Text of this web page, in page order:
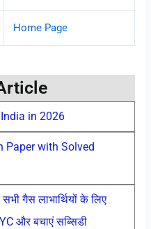
Home Page
in 2026
Paper with Solved
गैस लाभार्थियों के लिए
और बचाएं सब्सिडी